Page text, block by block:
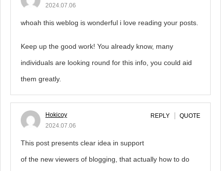
2024.07.06
whoah this weblog is wonderful i love reading your posts.
Keep up the good work! You already know, many
individuals are looking round for this info, you could aid
them greatly.
Hokicoy
2024.07.06
REPLY QUOTE
This post presents clear idea in support
of the new viewers of blogging, that actually how to do